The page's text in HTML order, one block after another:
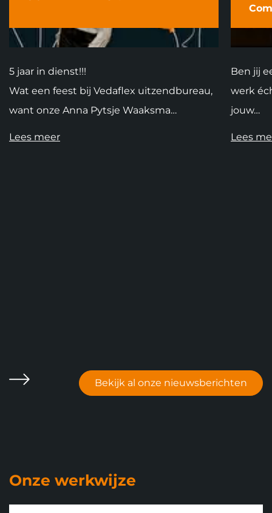
5 jaar in dienst!!!
Wat een feest bij Vedaflex uitzendbureau,
want onze Anna Pytsje Waaksma…
Lees meer
Ben jij
werk
jouw…
Lees
Bekijk al onze nieuwsberichten
Onze werkwijze